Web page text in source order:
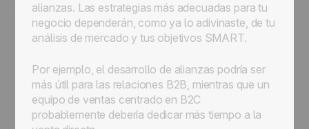
alianzas. Las estrategias más adecuadas para tu
negocio dependerán, como ya lo adivinaste, de tu
análisis de mercado y tus objetivos SMART.
Por ejemplo, el desarrollo de alianzas podría ser
más útil para las relaciones B2B, mientras que un
equipo de ventas centrado en B2C
probablemente debería dedicar más tiempo a la